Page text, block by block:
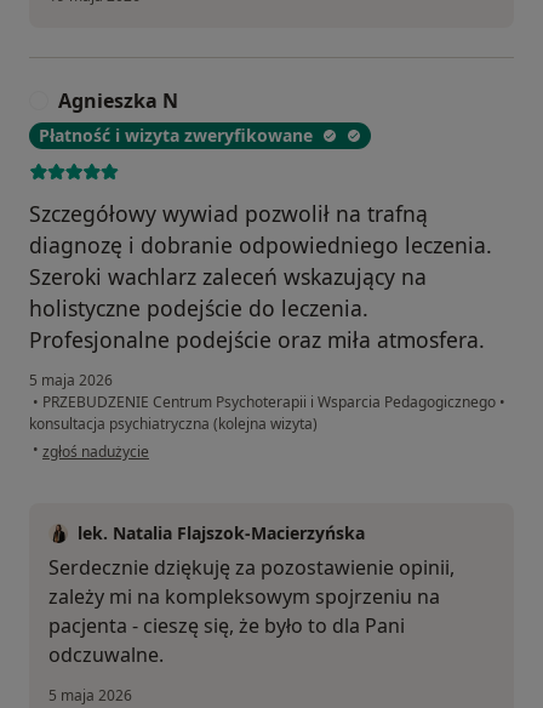
Agnieszka N
Płatność i wizyta zweryfikowane
Szczegółowy wywiad pozwolił na trafną
diagnozę i dobranie odpowiedniego leczenia.
Szeroki wachlarz zaleceń wskazujący na
holistyczne podejście do leczenia.
Profesjonalne podejście oraz miła atmosfera.
5 maja 2026
• PRZEBUDZENIE Centrum Psychoterapii i Wsparcia Pedagogicznego •
konsultacja psychiatryczna (kolejna wizyta)
• w opinii użytkownika Agnieszka N
zgłoś nadużycie
lek. Natalia Flajszok-Macierzyńska
Serdecznie dziękuję za pozostawienie opinii,
zależy mi na kompleksowym spojrzeniu na
pacjenta - cieszę się, że było to dla Pani
odczuwalne.
5 maja 2026